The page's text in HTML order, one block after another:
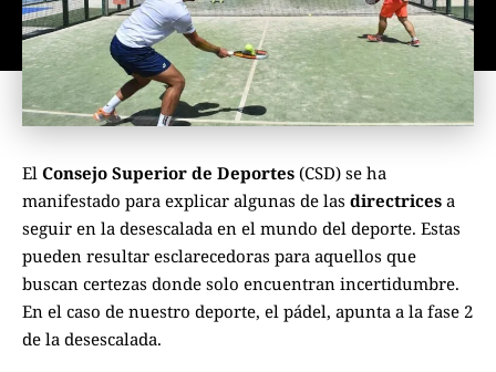
El Consejo Superior de Deportes (CSD) se ha
manifestado para explicar algunas de las directrices a
seguir en la desescalada en el mundo del deporte. Estas
pueden resultar esclarecedoras para aquellos que
buscan certezas donde solo encuentran incertidumbre.
En el caso de nuestro deporte, el pádel, apunta a la fase 2
de la desescalada.